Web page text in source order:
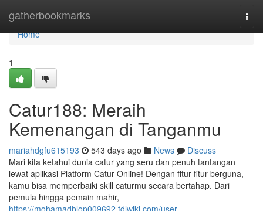
gatherbookmarks
Home
Home
1
Catur188: Meraih
Kemenangan di Tanganmu
mariahdgfu615193 543 days ago News
Discuss
Mari kita ketahui dunia catur yang seru dan penuh tantangan
lewat aplikasi Platform Catur Online! Dengan fitur-fitur berguna,
kamu bisa memperbaiki skill caturmu secara bertahap. Dari
pemula hingga pemain mahir,
https://mohamadblop009692.tdlwiki.com/user